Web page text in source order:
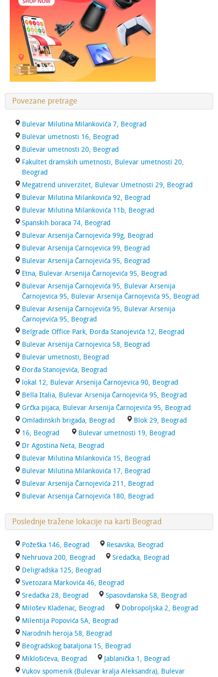
Povezane pretrage
Bulevar Milutina Milankovića 7, Beograd
Bulevar umetnosti 16, Beograd
Bulevar umetnosti 20, Beograd
Fakultet dramskih umetnosti, Bulevar umetnosti 20,
Beograd
Megatrend univerzitet, Bulevar Umetnosti 29, Beograd
Bulevar Milutina Milankovića 92, Beograd
Bulevar Milutina Milankovića 11b, Beograd
Spanskih boraca 74, Beograd
Bulevar Arsenija Čarnojevića 99g, Beograd
Bulevar Arsenija Carnojevica 99, Beograd
Bulevar Arsenija Čarnojevića 95, Beograd
Etna, Bulevar Arsenija Čarnojevića 95, Beograd
Bulevar Arsenija Čarnojevića 95, Bulevar Arsenija
Čarnojevica 95, Bulevar Arsenija Čarnojevića 95, Beograd
Bulevar Arsenija Čarnojevića 95, Bulevar Arsenija
Čarnojevića 95, Beograd
Belgrade Office Park, Đorđa Stanojevića 12, Beograd
Bulevar Arsenija Carnojevica 58, Beograd
Bulevar umetnosti, Beograd
Đorđa Stanojevića, Beograd
lokal 12, Bulevar Arsenija Čarnojevica 90, Beograd
Bella Italia, Bulevar Arsenija Čarnojevića 95, Beograd
Grčka pijaca, Bulevar Arsenija Čarnojevića 95, Beograd
Omladinskih brigada, Beograd
Blok 29, Beograd
16, Beograd
Bulevar umetnosti 19, Beograd
Dr Agostina Neta, Beograd
Bulevar Milutina Milankovića 15, Beograd
Bulevar Milutina Milankovića 17, Beograd
Bulevar Arsenija Čarnojevića 211, Beograd
Bulevar Arsenija Čarnojevića 180, Beograd
Poslednje tražene lokacije na karti Beograd
Požeška 146, Beograd
Resavska, Beograd
Nehruova 200, Beograd
Sredačka, Beograd
Deligradska 125, Beograd
Svetozara Markovića 46, Beograd
Sredačka 28, Beograd
Spasovdanska 58, Beograd
Milošev Kladenac, Beograd
Dobropoljska 2, Beograd
Milentija Popovića 5A, Beograd
Narodnih heroja 58, Beograd
Beogradskog bataljona 15, Beograd
Miklošićeva, Beograd
Jablanička 1, Beograd
Vukov spomenik (Bulevar kralja Aleksandra), Bulevar